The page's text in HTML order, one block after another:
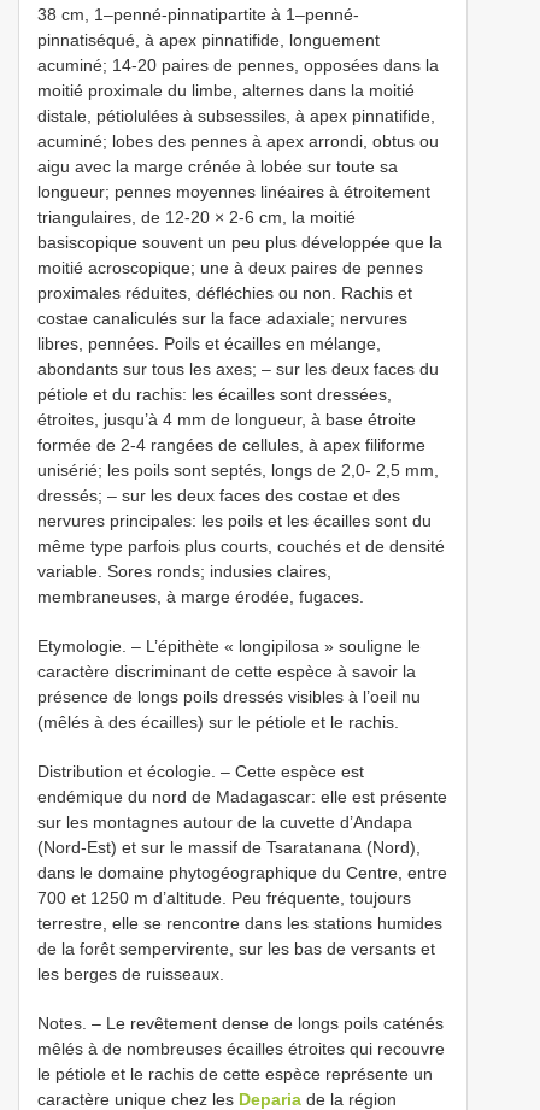
38 cm, 1–penné-pinnatipartite à 1–penné-
pinnatiséqué, à apex pinnatifide, longuement
acuminé; 14-20 paires de pennes, opposées dans la
moitié proximale du limbe, alternes dans la moitié
distale, pétiolulées à subsessiles, à apex pinnatifide,
acuminé; lobes des pennes à apex arrondi, obtus ou
aigu avec la marge crénée à lobée sur toute sa
longueur; pennes moyennes linéaires à étroitement
triangulaires, de 12-20 × 2-6 cm, la moitié
basiscopique souvent un peu plus développée que la
moitié acroscopique; une à deux paires de pennes
proximales réduites, défléchies ou non. Rachis et
costae canaliculés sur la face adaxiale; nervures
libres, pennées. Poils et écailles en mélange,
abondants sur tous les axes; – sur les deux faces du
pétiole et du rachis: les écailles sont dressées,
étroites, jusqu’à 4 mm de longueur, à base étroite
formée de 2-4 rangées de cellules, à apex filiforme
unisérié; les poils sont septés, longs de 2,0- 2,5 mm,
dressés; – sur les deux faces des costae et des
nervures principales: les poils et les écailles sont du
même type parfois plus courts, couchés et de densité
variable. Sores ronds; indusies claires,
membraneuses, à marge érodée, fugaces.
Etymologie. – L’épithète « longipilosa » souligne le
caractère discriminant de cette espèce à savoir la
présence de longs poils dressés visibles à l’oeil nu
(mêlés à des écailles) sur le pétiole et le rachis.
Distribution et écologie. – Cette espèce est
endémique du nord de Madagascar: elle est présente
sur les montagnes autour de la cuvette d’Andapa
(Nord-Est) et sur le massif de Tsaratanana (Nord),
dans le domaine phytogéographique du Centre, entre
700 et 1250 m d’altitude. Peu fréquente, toujours
terrestre, elle se rencontre dans les stations humides
de la forêt sempervirente, sur les bas de versants et
les berges de ruisseaux.
Notes. – Le revêtement dense de longs poils caténés
mêlés à de nombreuses écailles étroites qui recouvre
le pétiole et le rachis de cette espèce représente un
caractère unique chez les Deparia de la région